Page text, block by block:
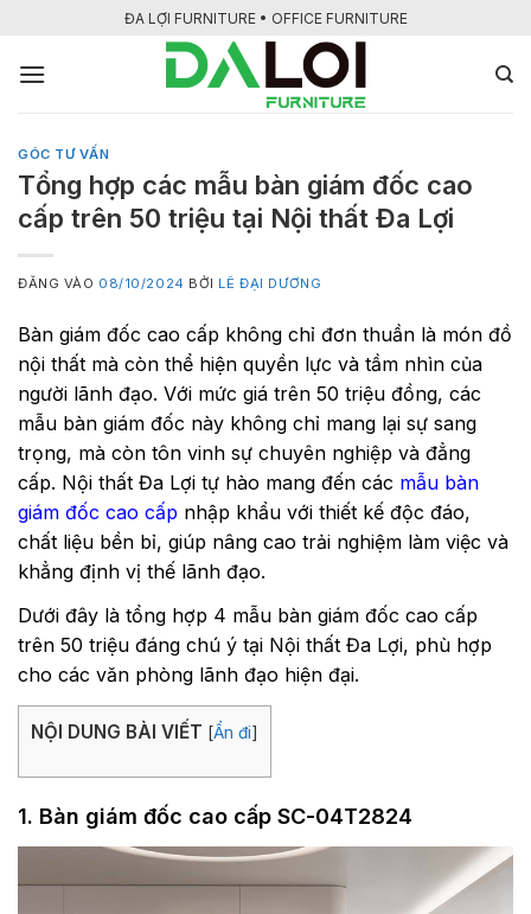
nội
ĐA LỢI FURNITURE • OFFICE FURNITURE
GÓC TƯ VẤN
Tổng hợp các mẫu bàn giám đốc cao
cấp trên 50 triệu tại Nội thất Đa Lợi
ĐĂNG VÀO 08/10/2024 BỞI LÊ ĐẠI DƯƠNG
Bàn giám đốc cao cấp không chỉ đơn thuần là món đồ
nội thất mà còn thể hiện quyền lực và tầm nhìn của
người lãnh đạo. Với mức giá trên 50 triệu đồng, các
mẫu bàn giám đốc này không chỉ mang lại sự sang
trọng, mà còn tôn vinh sự chuyên nghiệp và đẳng
cấp. Nội thất Đa Lợi tự hào mang đến các mẫu bàn
giám đốc cao cấp nhập khẩu với thiết kế độc đáo,
chất liệu bền bỉ, giúp nâng cao trải nghiệm làm việc và
khẳng định vị thế lãnh đạo.
Dưới đây là tổng hợp 4 mẫu bàn giám đốc cao cấp
trên 50 triệu đáng chú ý tại Nội thất Đa Lợi, phù hợp
cho các văn phòng lãnh đạo hiện đại.
NỘI DUNG BÀI VIẾT [Ẩn đi]
1. Bàn giám đốc cao cấp SC-04T2824